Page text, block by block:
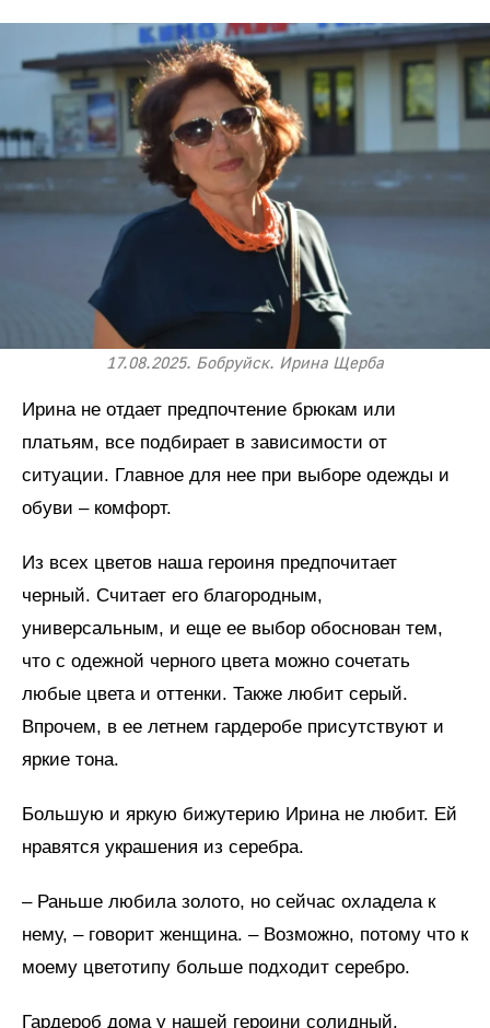
17.08.2025. Бобруйск. Ирина Щерба
Ирина не отдает предпочтение брюкам или
платьям, все подбирает в зависимости от
ситуации. Главное для нее при выборе одежды и
обуви – комфорт.
Из всех цветов наша героиня предпочитает
черный. Считает его благородным,
универсальным, и еще ее выбор обоснован тем,
что с одежной черного цвета можно сочетать
любые цвета и оттенки. Также любит серый.
Впрочем, в ее летнем гардеробе присутствуют и
яркие тона.
Большую и яркую бижутерию Ирина не любит. Ей
нравятся украшения из серебра.
– Раньше любила золото, но сейчас охладела к
нему, – говорит женщина. – Возможно, потому что к
моему цветотипу больше подходит серебро.
Гардероб дома у нашей героини солидный.